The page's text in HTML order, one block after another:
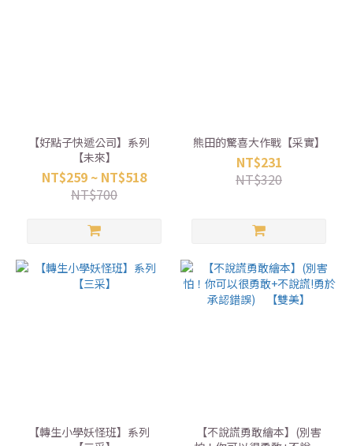
【好點子快遞公司】系列
【未來】
NT$259 ~ NT$518
NT$700
熊田的驚喜大作戰【采實】
NT$231
NT$320
【轉生小學妖怪班】系列
【不說謊勇敢繪本】(別害